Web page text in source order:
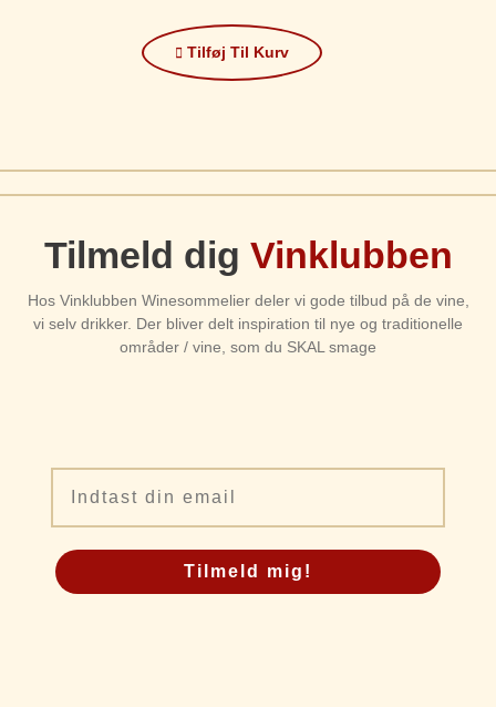
Tilføj Til Kurv
Tilmeld dig Vinklubben
Hos Vinklubben Winesommelier deler vi gode tilbud på de vine,
vi selv drikker. Der bliver delt inspiration til nye og traditionelle
områder / vine, som du SKAL smage
Tilmeld mig!